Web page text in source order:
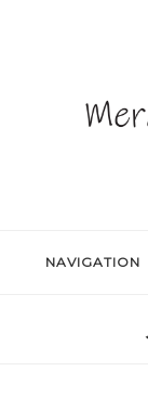
NAVIGATION